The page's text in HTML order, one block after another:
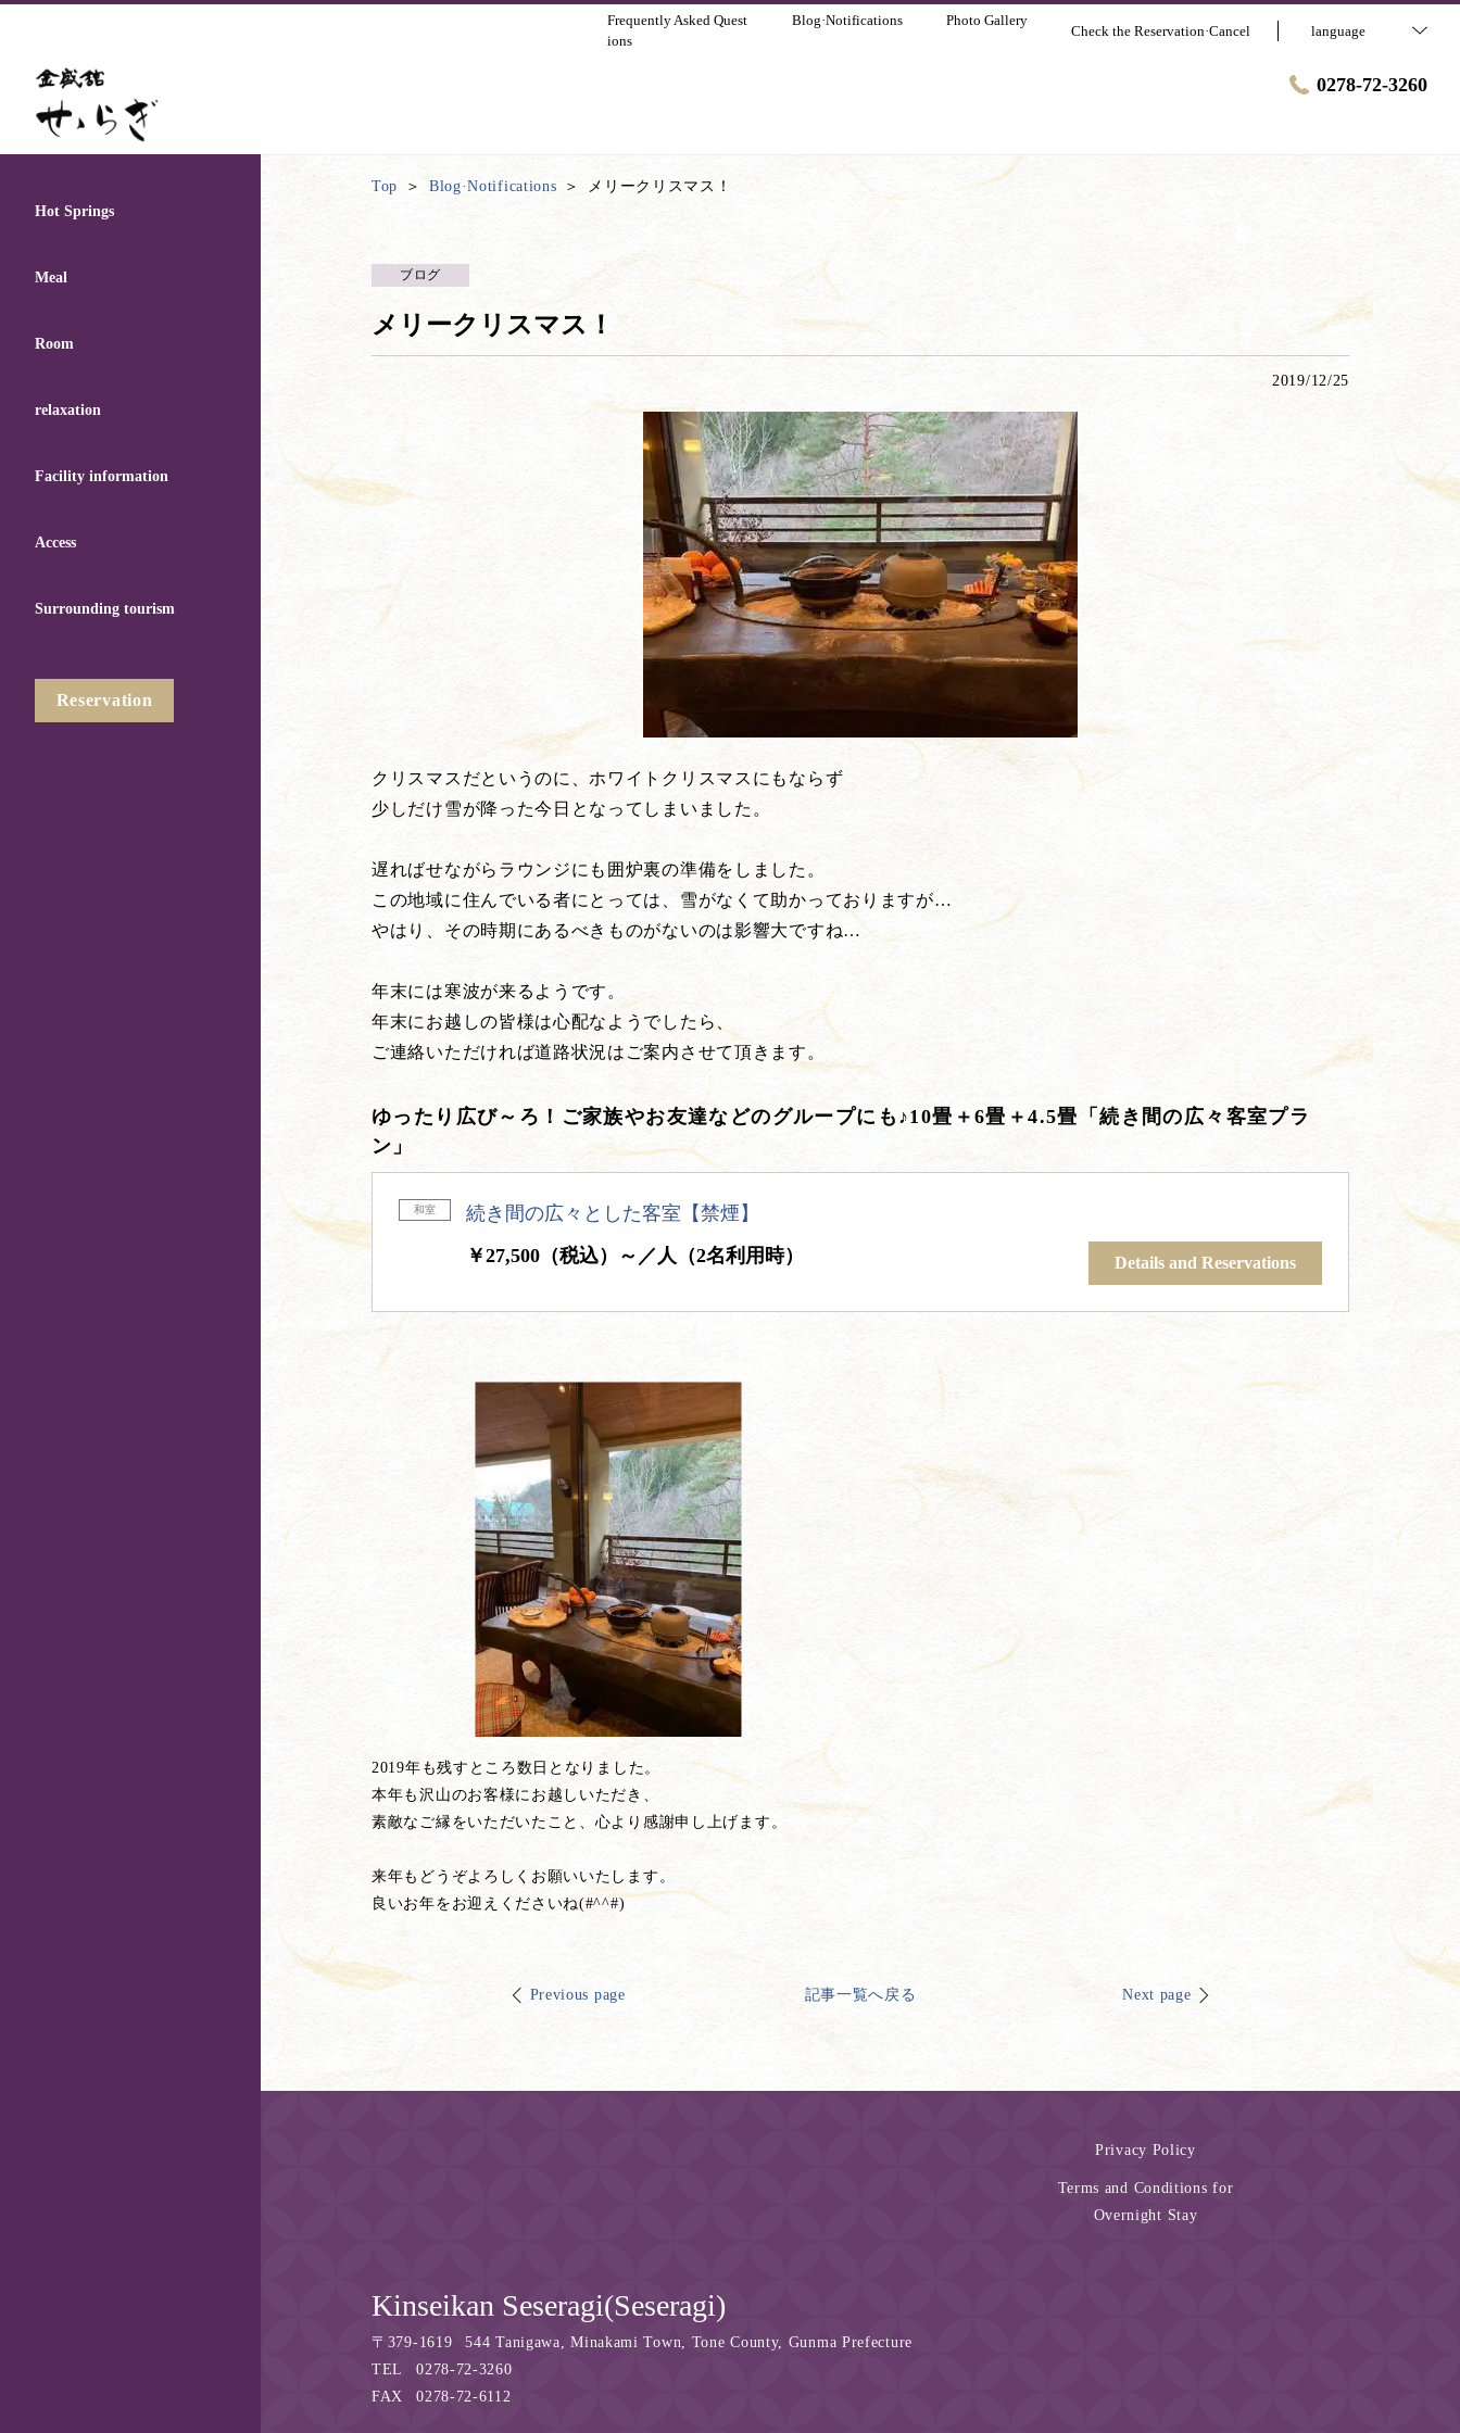
Frequently Asked Quest
ions
Blog·Notifications Photo Gallery
Check the Reservation·Cancel language
0278-72-3260
Hot Springs
Meal
Room
relaxation
Facility information
Access
Surrounding tourism
Reservation
Top Blog·Notifications メリークリスマス！
ブログ
メリークリスマス！
2019/12/25
クリスマスだというのに、ホワイトクリスマスにもならず
少しだけ雪が降った今日となってしまいました。
遅ればせながらラウンジにも囲炉裏の準備をしました。
この地域に住んでいる者にとっては、雪がなくて助かっておりますが…
やはり、その時期にあるべきものがないのは影響大ですね…
年末には寒波が来るようです。
年末にお越しの皆様は心配なようでしたら、
ご連絡いただければ道路状況はご案内させて頂きます。
ゆったり広び～ろ！ご家族やお友達などのグループにも♪10畳＋6畳＋4.5畳「続き間の広々客室プラ
ン」
和室
続き間の広々とした客室【禁煙】
￥27,500（税込）～／人（2名利用時）
Details and Reservations
2019年も残すところ数日となりました。
本年も沢山のお客様にお越しいただき、
素敵なご縁をいただいたこと、心より感謝申し上げます。
来年もどうぞよろしくお願いいたします。
良いお年をお迎えくださいね(#^^#)
Previous page 記事一覧へ戻る Next page
Privacy Policy
Terms and Conditions for
Overnight Stay
Kinseikan Seseragi(Seseragi)
〒 379-1619
544 Tanigawa, Minakami Town, Tone County, Gunma Prefecture
TEL
0278-72-3260
FAX
0278-72-6112